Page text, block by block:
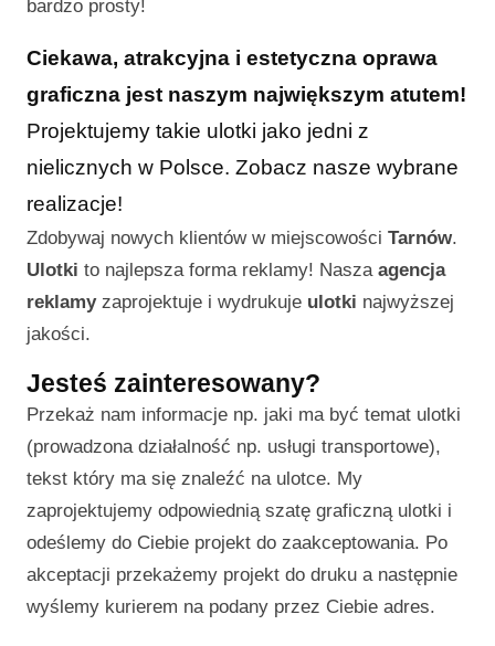
bardzo prosty!
Ciekawa, atrakcyjna i estetyczna oprawa
graficzna jest naszym największym atutem!
Projektujemy takie ulotki jako jedni z
nielicznych w Polsce. Zobacz nasze wybrane
realizacje!
Zdobywaj nowych klientów w miejscowości Tarnów.
Ulotki to najlepsza forma reklamy! Nasza agencja
reklamyzaprojektuje i wydrukuje ulotki najwyższej
jakości.
Jesteś zainteresowany?
Przekaż nam informacje np. jaki ma być temat ulotki
(prowadzona działalność np. usługi transportowe),
tekst który ma się znaleźć na ulotce. My
zaprojektujemy odpowiednią szatę graficzną ulotki i
odeślemy do Ciebie projekt do zaakceptowania. Po
akceptacji przekażemy projekt do druku a następnie
wyślemy kurierem na podany przez Ciebie adres.